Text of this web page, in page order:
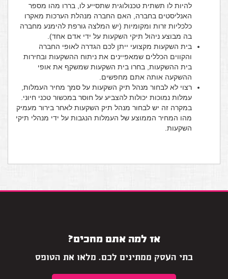
להיות לו תשתית טכנולוגית שתסייע לו, בררו מהו מספר
האנליסטים בחברה, האם החברה מנהלת הערכות מאקרו
כלכליות זרות ומקומיות (יש המלצה גורפת להימנע מחברה
בה מבוצע ניהול תיקי השקעות על ידי אדם אחד).
בית השקעות מקצועי ייתן לכם הגדרה לאופי החברה
והקווים הכללים שמאפיינים את ניתוח ההשקעות ובחירות
בית ההשקעות, בחרו בית השקעות שמשקף את אופי
ההשקעה אותה אתם מחפשים.
רצוי לא לבחור מנהל תיק השקעות על סמך מחיר העמלות,
עמלות נמוכות יכולות להצביע על חוסר במכשור טכני חיוני.
במקרה זה יש לבחור מנהל תיק השקעות לאחר בירור מעמיק
מהו המחיר הממוצע של העמלות הנגבות על ידי מנהלי תיקי
השקעות.
אז למה אתם מחכים?
בתי העסק ממתינים לכם. מלאו את הטופס